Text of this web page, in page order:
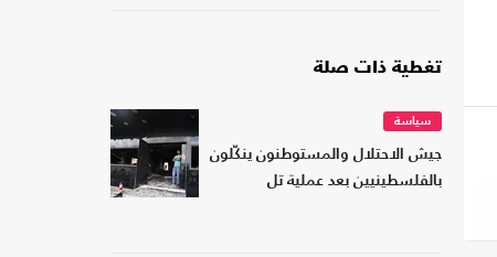
تغطية ذات صلة
سياسة
جيش الاحتلال والمستوطنون ينكّلون
بالفلسطينيين بعد عملية تل